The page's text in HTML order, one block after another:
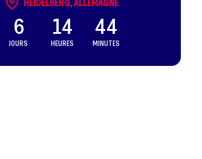
6
JOURS
14
HEURES
44
MINUTES